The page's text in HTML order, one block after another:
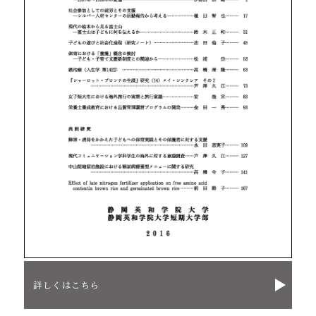
詳しくはこちら